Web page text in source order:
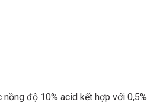
độ 10% acid kết hợp với 0,5%